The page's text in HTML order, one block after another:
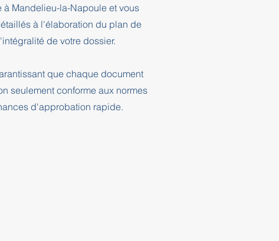
Mandelieu-la-Napoule et vous
à l'élaboration du plan de
de votre dossier.
que chaque document
seulement conforme aux normes
d'approbation rapide.